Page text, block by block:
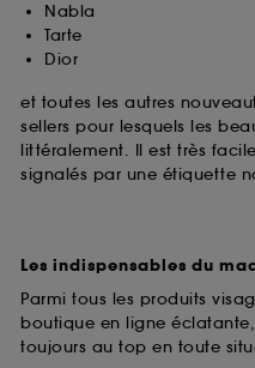
Nabla
Tarte
Dior
et toutes les autres
sellers pour lesquels les
littéralement. Il est très
signalés par une étiquette
Les indispensables du
Parmi tous les produits
boutique en ligne
toujours au top en toute